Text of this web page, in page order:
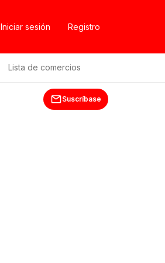
Iniciar sesión Registro
Lista de comercios
Suscríbase